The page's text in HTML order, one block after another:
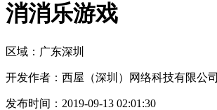
消消乐游戏
区域： 广东深圳
开发作者： 西屋（深圳）网络科技有限公司
发布时间： 2019-09-13 02:01:30